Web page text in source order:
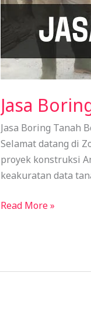
Jasa
Jasa Boring Tanah
Selamat datang di
proyek konstruksi
keakuratan data
Jasa
Read More »